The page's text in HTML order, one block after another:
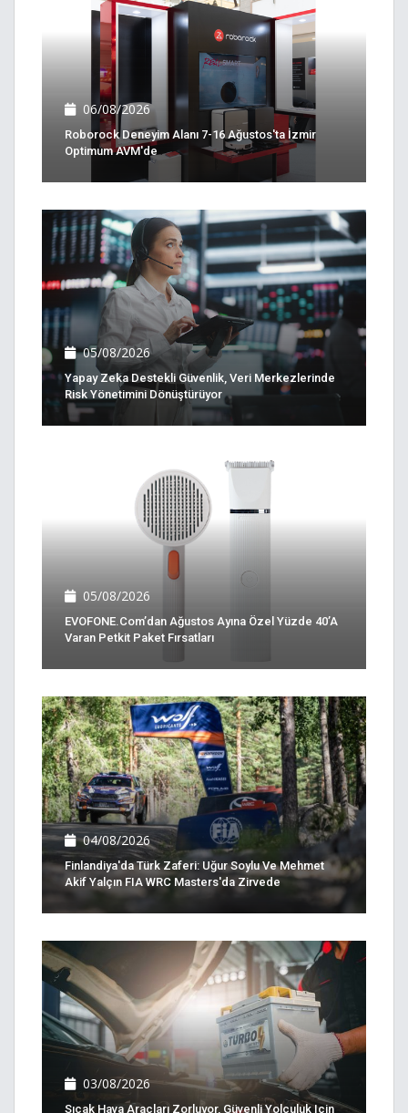
06/08/2026
Roborock Deneyim Alanı 7-16 Ağustos'ta İzmir
Optimum AVM'de
05/08/2026
Yapay Zeka Destekli Güvenlik, Veri Merkezlerinde
Risk Yönetimini Dönüştürüyor
05/08/2026
EVOFONE.com’dan Ağustos Ayına Özel Yüzde 40’a
Varan Petkit Paket Fırsatları
04/08/2026
Finlandiya'da Türk Zaferi: Uğur Soylu Ve Mehmet
Akif Yalçın FIA WRC Masters'da Zirvede
03/08/2026
Sıcak Hava Araçları Zorluyor, Güvenli Yolculuk Için